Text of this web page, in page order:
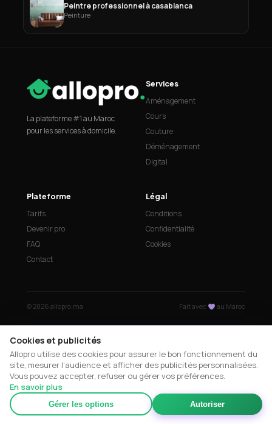
Peintre professionnel à casablanca
Peinture
La plateforme #1 au Maroc
pour les services à domicile.
Services
Aménagement
Cours
Couture
Déménagement
Digital
Plateforme
Tarifs
Devenir pro
FAQ
Contact
Légal
Conditions
Confidentialité
Cookies
© 2026 allopro.ma Fait avec au Maroc
Cookies et publicités
Allopro utilise des cookies pour assurer le bon fonctionnement du
site, mesurer l’audience et afficher des publicités personnalisées.
Vous pouvez accepter, refuser ou gérer vos préférences.
En savoir plus
Gérer les options Autoriser